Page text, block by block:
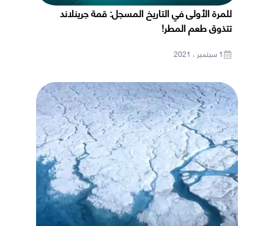
للمرة الأولى في التاريخ المسجل: قمة جرينلاند
تتذوق طعم المطر!
1 سبتمبر ، 2021